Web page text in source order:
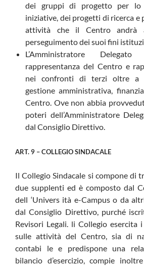
dei gruppi di progetto per lo
iniziative, dei progetti di ricerca e
attività che il Centro andrà
perseguimento dei suoi fini
L’Amministratore
rappresentanza del Centro e
nei confronti di terzi oltre a
gestione amministrativa,
Centro. Ove non abbia
poteri dell’Amministratore
dal Consiglio Direttivo.
ART. 9 – COLLEGIO SINDACALE
Il Collegio Sindacale si compone di
due supplenti ed è composto dal
dell ‘Univers ità e-Campus o da
dal Consiglio Direttivo, purché
Revisori Legali. li Collegio
sulle attività del Centro, sia di
contabi le e predispone una
bilancio d’esercizio, compie